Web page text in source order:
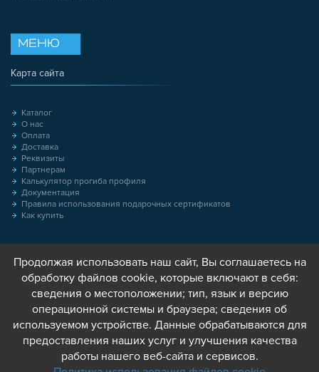
МЕНЮ
Карта сайта
Каталог
О нас
Оплата
Доставка
Реквизиты
Партнерам
Калькулятор прогиба профиля
Документация
Правила использования подарочных сертификатов
Как купить
Продолжая использовать наш сайт, Вы соглашаетесь на
обработку файлов cookie, которые включают в себя:
сведения о местоположении; тип, язык и версию
операционной системы и браузера; сведения об
используемом устройстве. Данные обрабатываются для
предоставления наших услуг и улучшения качества
работы нашего веб-сайта и сервисов.